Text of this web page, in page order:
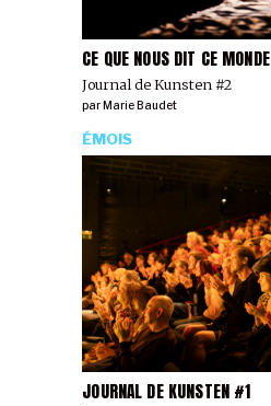
CE QUE NOUS DIT CE MONDE
Journal de Kunsten #2
parMarie Baudet
JOURNAL DE KUNSTEN #1
ÉMOIS